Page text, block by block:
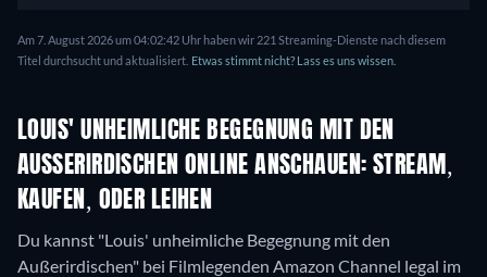
Am 7. August 2026 um 04:02:42 Uhr haben wir 221 Streaming-Dienste nach diesem
Titel durchsucht und aktualisiert. Etwas stimmt nicht? Lass es uns wissen.
LOUIS' UNHEIMLICHE BEGEGNUNG MIT DEN
AUSSERIRDISCHEN ONLINE ANSCHAUEN: STREAM, K
AUFEN, ODER LEIHEN
Du kannst "Louis' unheimliche Begegnung mit den
Außerirdischen" bei Filmlegenden Amazon Channel legal im